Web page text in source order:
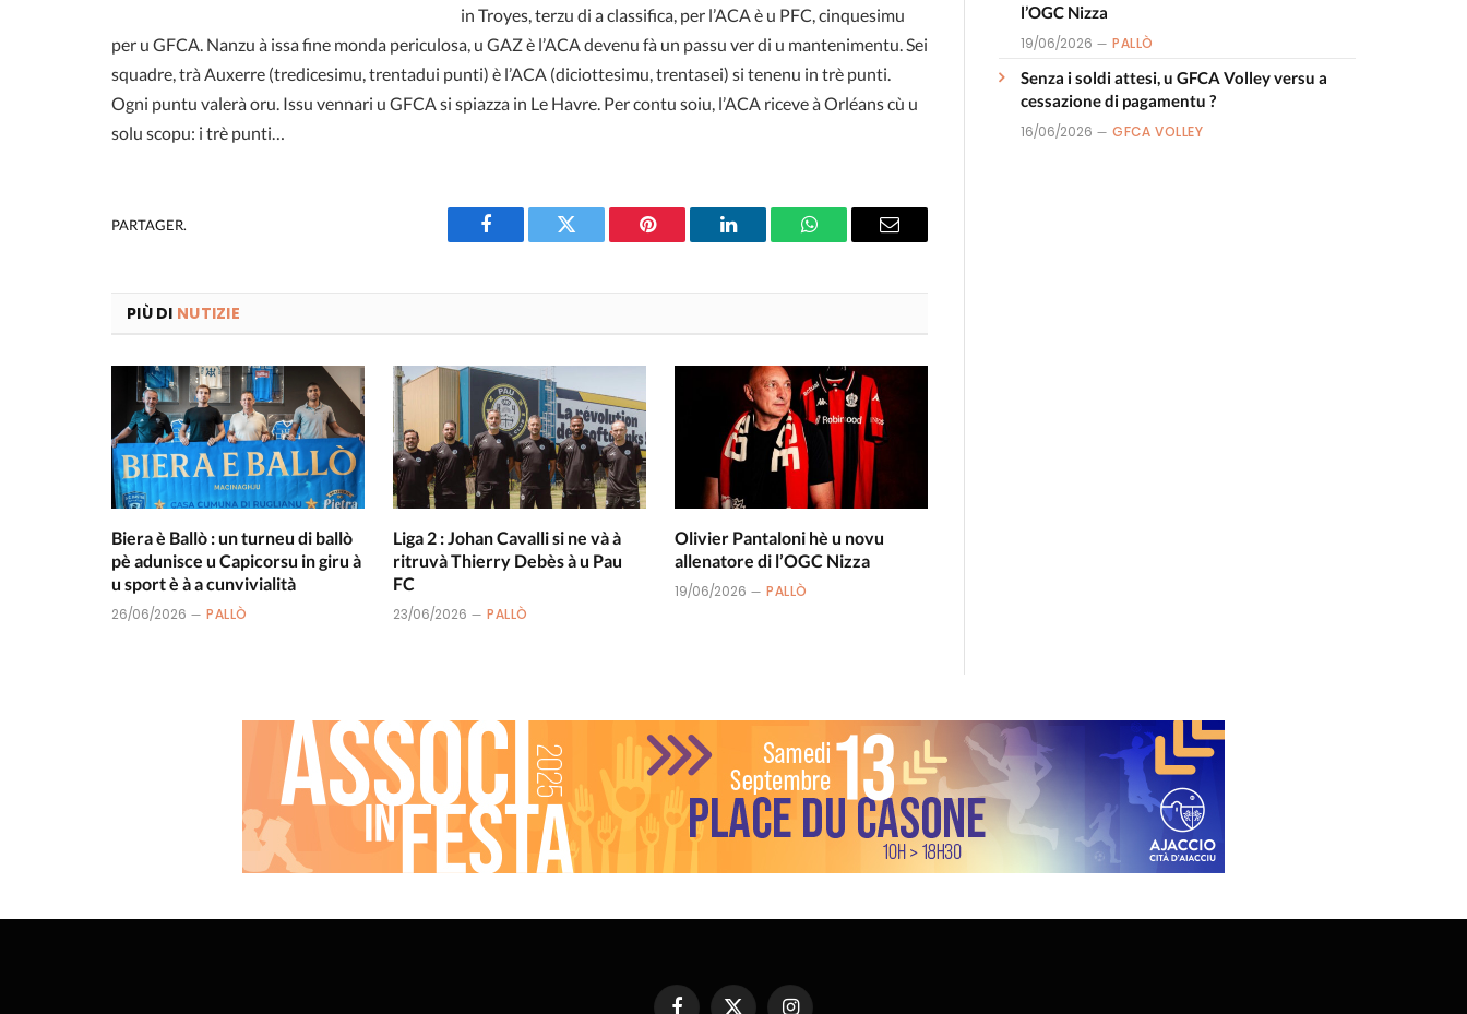
in Troyes, terzu di a classifica, per l’ACA è u PFC, cinquesimu
per u GFCA. Nanzu à issa fine monda periculosa, u GAZ è l’ACA devenu fà un passu ver di u mantenimentu. Sei
squadre, trà Auxerre (tredicesimu, trentadui punti) è l’ACA (diciottesimu, trentasei) si tenenu in trè punti.
Ogni puntu valerà oru. Issu vennari u GFCA si spiazza in Le Havre. Per contu soiu, l’ACA riceve à Orléans cù u
solu scopu: i trè punti…
PARTAGER.
Facebook Twitter Pinterest LinkedIn WhatsAppEmail
PIÙ DI NUTIZIE
Biera è Ballò : un turneu di ballò
pè adunisce u Capicorsu in giru à
u sport è à a cunvivialità
26/06/2026 PALLÒ
Liga 2 : Johan Cavalli si ne và à
ritruvà Thierry Debès à u Pau
FC
23/06/2026 PALLÒ
Olivier Pantaloni hè u novu
allenatore di l’OGC Nizza
19/06/2026 PALLÒ
l’OGC Nizza
19/06/2026 PALLÒ
Senza i soldi attesi, u GFCA Volley versu a
cessazione di pagamentu ?
16/06/2026 GFCA VOLLEY